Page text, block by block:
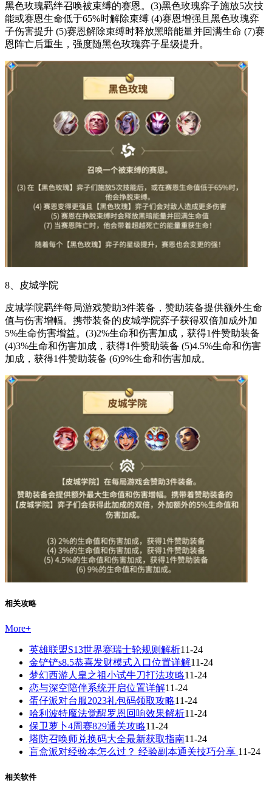
黑色玫瑰羁绊召唤被束缚的赛恩。(3)黑色玫瑰弈子施放5次技
能或赛恩生命低于65%时解除束缚 (4)赛恩增强且黑色玫瑰弈
子伤害提升 (5)赛恩解除束缚时释放黑暗能量并回满生命 (7)赛
恩阵亡后重生，强度随黑色玫瑰弈子星级提升。
8、皮城学院
皮城学院羁绊每局游戏赞助3件装备，赞助装备提供额外生命
值与伤害增幅。携带装备的皮城学院弈子获得双倍加成外加
5%生命伤害增益。(3)2%生命和伤害加成，获得1件赞助装备
(4)3%生命和伤害加成，获得1件赞助装备 (5)4.5%生命和伤害
加成，获得1件赞助装备 (6)9%生命和伤害加成。
相关攻略
More+
英雄联盟S13世界赛瑞士轮规则解析11-24
金铲铲s8.5恭喜发财模式入口位置详解11-24
梦幻西游人皇之祖小试牛刀打法攻略11-24
恋与深空陪伴系统开启位置详解11-24
蛋仔派对台服2023礼包码领取攻略11-24
哈利波特魔法觉醒罗恩回响效果解析11-24
保卫萝卜4周赛829通关攻略11-24
塔防召唤师兑换码大全最新获取指南11-24
盲盒派对经验本怎么过？ 经验副本通关技巧分享 11-24
相关软件